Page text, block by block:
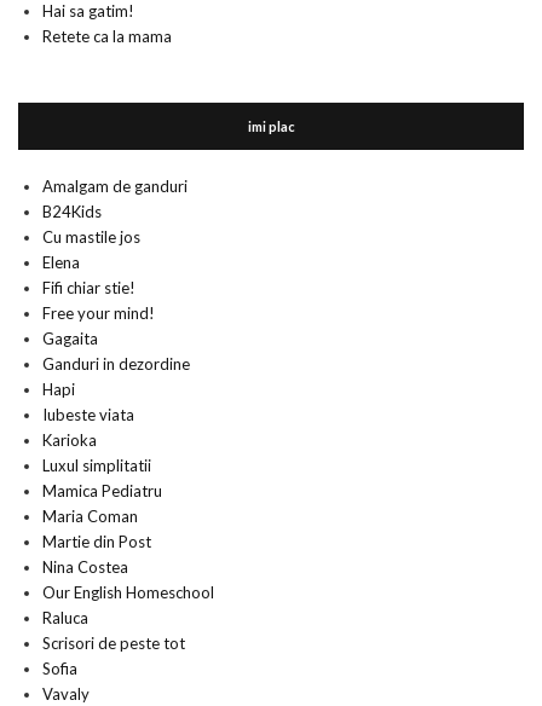
Hai sa gatim!
Retete ca la mama
imi plac
Amalgam de ganduri
B24Kids
Cu mastile jos
Elena
Fifi chiar stie!
Free your mind!
Gagaita
Ganduri in dezordine
Hapi
Iubeste viata
Karioka
Luxul simplitatii
Mamica Pediatru
Maria Coman
Martie din Post
Nina Costea
Our English Homeschool
Raluca
Scrisori de peste tot
Sofia
Vavaly